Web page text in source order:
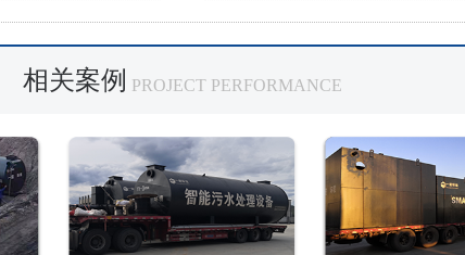
相关案例 PROJECT PERFORMANCE